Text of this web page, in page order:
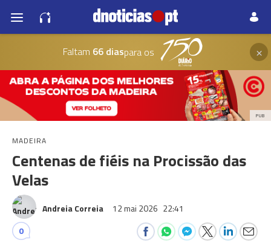
Faltam 66 diaspara os ×
PUB
MADEIRA
Centenas de fiéis na Procissão das
Velas
Andreia Correia 12 mai 2026 22:41
0